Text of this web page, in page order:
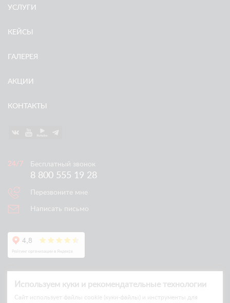
УСЛУГИ
КЕЙСЫ
ГАЛЕРЕЯ
АКЦИИ
КОНТАКТЫ
Бесплатный звонок
8 800 555 19 28
Перезвоните мне
Написать письмо
Используем куки и рекомендательные технологии
Cайт использует файлы cookie (куки-файлы) и инструменты для